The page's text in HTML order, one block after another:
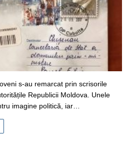
s-au remarcat prin scrisorile
Republicii Moldova. Unele
imagine politică, iar…